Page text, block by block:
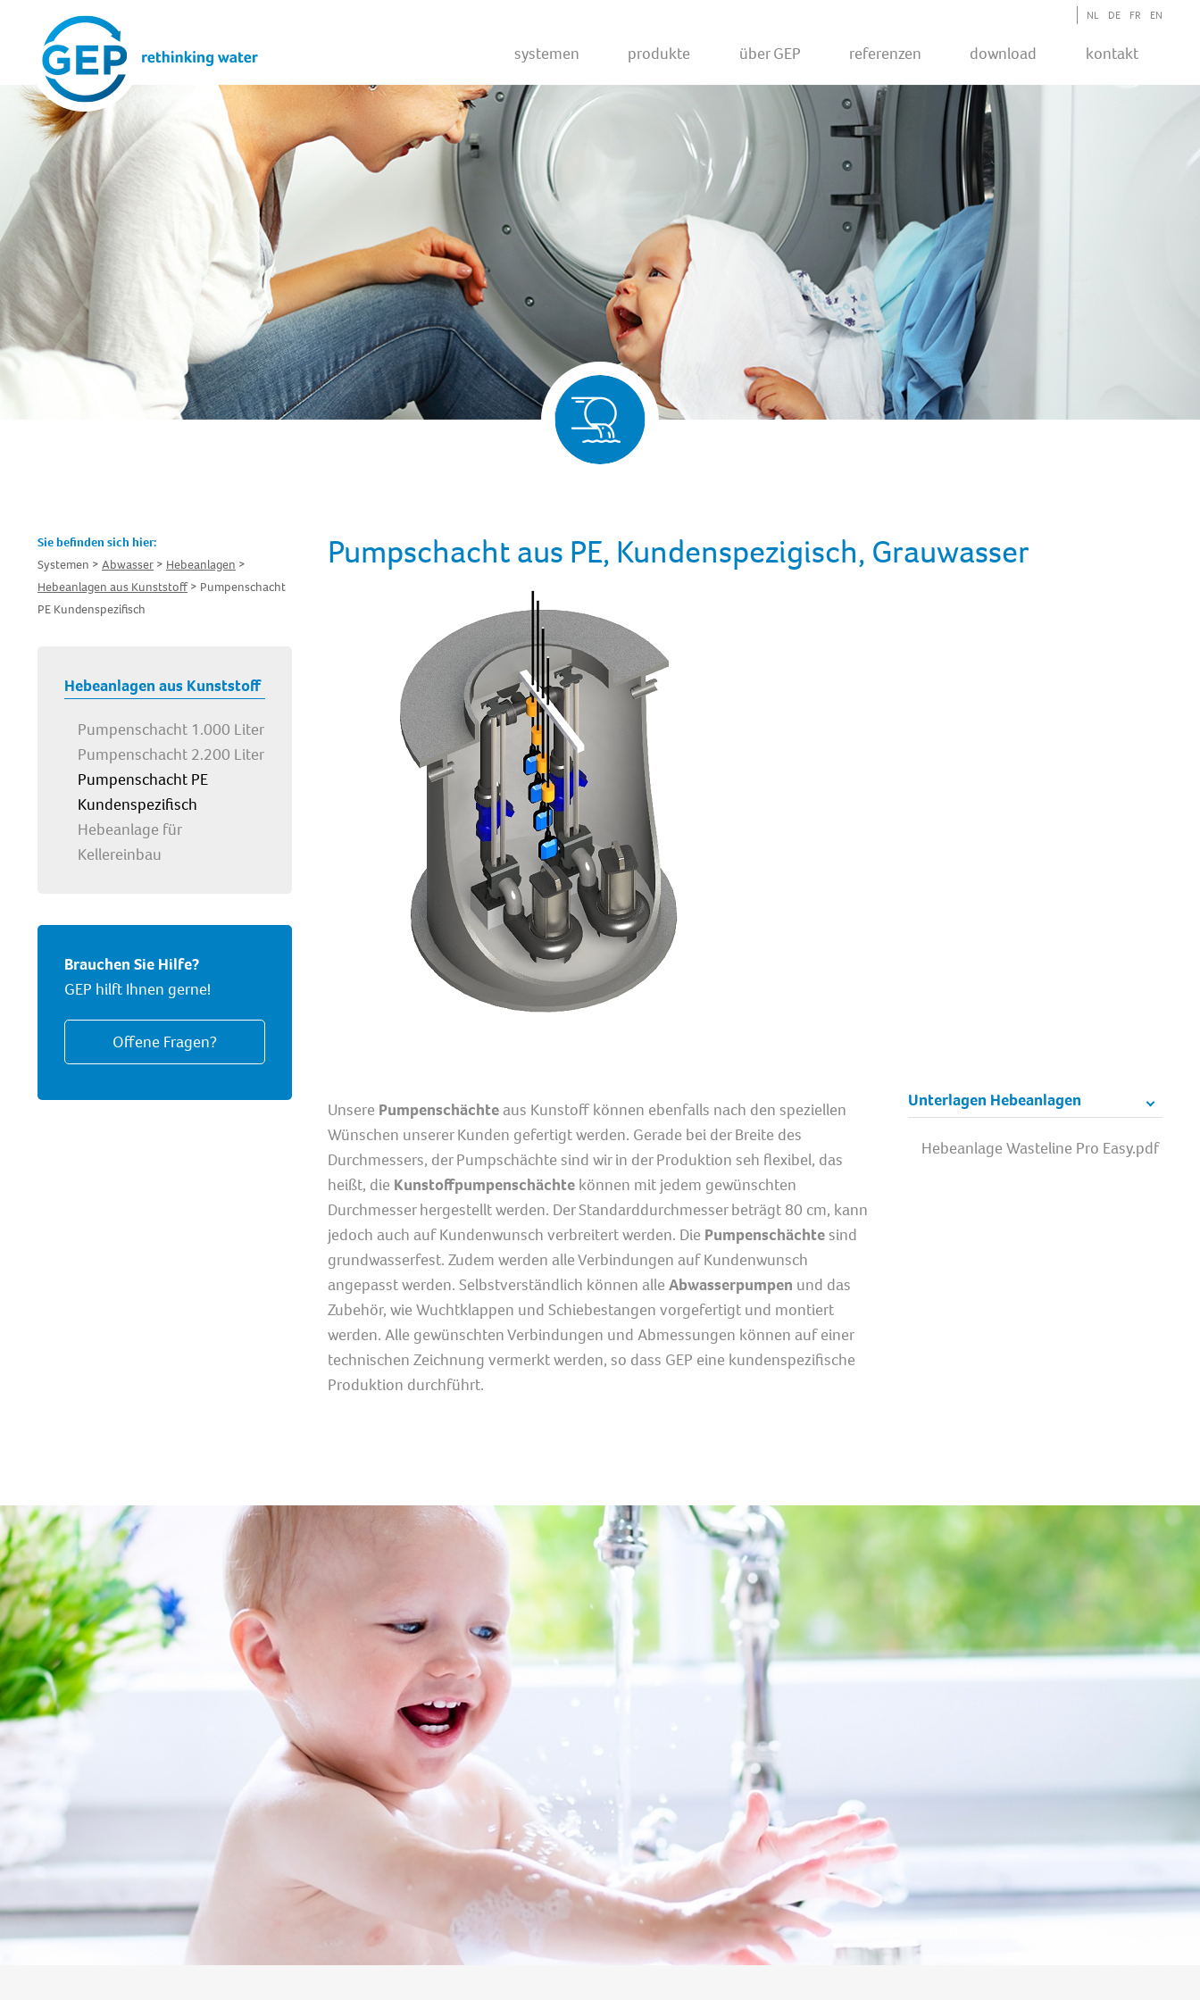
NL DE FR EN
Systemen Produkte Über GEP Referenzen Download Kontakt
Sie befinden sich hier:
Systemen
Abwasser
Hebeanlagen
Hebeanlagen aus Kunststoff
Pumpenschacht
PE Kundenspezifisch
Hebeanlagen aus Kunststoff
Pumpenschacht 1.000 Liter
Pumpenschacht 2.200 Liter
Pumpenschacht PE
Kundenspezifisch
Hebeanlage für
Kellereinbau
Brauchen Sie Hilfe?
GEP hilft Ihnen gerne!
Offene Fragen?
Pumpschacht aus PE, Kundenspezigisch, Grauwasser
Unsere Pumpenschächteaus Kunstoff können ebenfalls nach den speziellen
Wünschen unserer Kunden gefertigt werden. Gerade bei der Breite des
Durchmessers, der Pumpschächte sind wir in der Produktion seh flexibel, das
heißt, die Kunstoffpumpenschächte können mit jedem gewünschten
Durchmesser hergestellt werden. Der Standarddurchmesser beträgt 80 cm, kann
jedoch auch auf Kundenwunsch verbreitert werden. Die Pumpenschächtesind
grundwasserfest. Zudem werden alle Verbindungen auf Kundenwunsch
angepasst werden. Selbstverständlich können alle Abwasserpumpen und das
Zubehör, wie Wuchtklappen und Schiebestangen vorgefertigt und montiert
werden. Alle gewünschten Verbindungen und Abmessungen können auf einer
technischen Zeichnung vermerkt werden, so dass GEP eine kundenspezifische
Produktion durchführt.
Unterlagen Hebeanlagen
Hebeanlage Wasteline Pro Easy.pdf